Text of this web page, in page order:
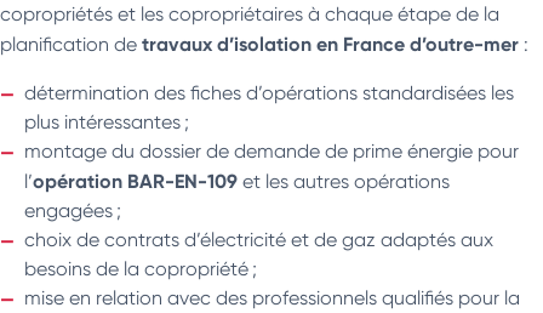
copropriétés et les copropriétaires à chaque étape de la
planification de travaux d’isolation en France d’outre-mer :
détermination des fiches d’opérations standardisées les
plus intéressantes ;
montage du dossier de demande de prime énergie pour
l’opération BAR-EN-109 et les autres opérations
engagées ;
choix de contrats d’électricité et de gaz adaptés aux
besoins de la copropriété ;
mise en relation avec des professionnels qualifiés pour la